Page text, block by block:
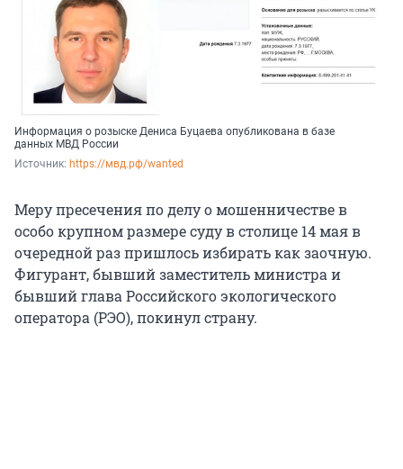
Информация о розыске Дениса Буцаева опубликована в базе
данных МВД России
Источник: https://мвд.рф/wanted
Меру пресечения по делу о мошенничестве в
особо крупном размере суду в столице 14 мая в
очередной раз пришлось избирать как заочную.
Фигурант, бывший заместитель министра и
бывший глава Российского экологического
оператора (РЭО), покинул страну.